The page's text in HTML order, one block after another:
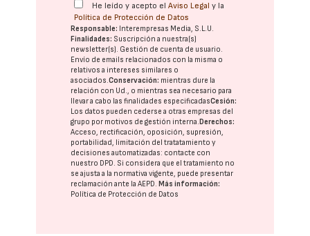
He leído y acepto elAviso Legal y la
Política de Protección de Datos
Responsable: Interempresas Media, S.L.U.
Finalidades: Suscripción a nuestra(s)
newsletter(s). Gestión de cuenta de usuario.
Envío de emails relacionados con la misma o
relativos a intereses similares o
asociados.Conservación: mientras dure la
relación con Ud., o mientras sea necesario para
llevar a cabo las finalidades especificadasCesión:
Los datos pueden cederse a otras empresas del
grupo por motivos de gestión interna. Derechos:
Acceso, rectificación, oposición, supresión,
portabilidad, limitación del tratatamiento y
decisiones automatizadas: contacte con
nuestro DPD. Si considera que el tratamiento no
se ajusta a la normativa vigente, puede presentar
reclamación ante laAEPD. Más información:
Política de Protección de Datos